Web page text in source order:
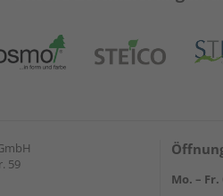
59
Mo. – Fr.